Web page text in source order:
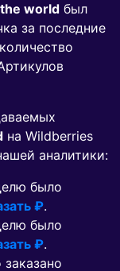
world был
за последние
на Wildberries
аналитики:
было
₽.
было
₽.